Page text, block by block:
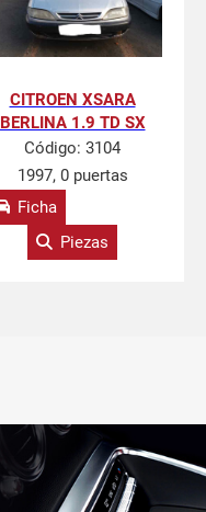
CITROEN XSARA
BERLINA 1.9 TD SX
Código: 3104
1997, 0 puertas
Ficha
Piezas